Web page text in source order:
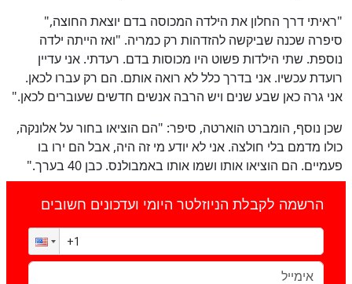
"ראיתי דרך החלון את הילדה המכוסה בדם יוצאת החוצה,"
סיפרה שכנה שביקשה להזדהות רק כמריה. "ואז הייתה ילדה
נוספת. שתי הילדות פשוט היו מכוסות בדם. רעדתי. אני עדיין
רועדת עכשיו. אני בדרך כלל לא רואה אותם. הם רק עברו לכאן.
אני גרה כאן שבע שנים ויש הרבה אנשים חדשים שעוברים לכאן."
שכן נוסף, הומברט הוארטה, סיפר: "הם הוציאו בחור על אלונקה,
כולו מדמם בלי חולצה. אני לא יודע מי זה היה, אבל הם ירו בו
פעמיים. הם הוציאו אותו ושמו אותו באמבולנס. כבן 40 בערך."
הרשמה לקבלת הניוזלטר היומי ועדכונים חשובים